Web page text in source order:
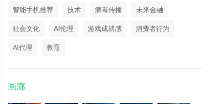
智能手机推荐 技术 病毒传播 未来金融
社会文化 AI伦理 游戏成就感 消费者行为
AI代理 教育
画廊